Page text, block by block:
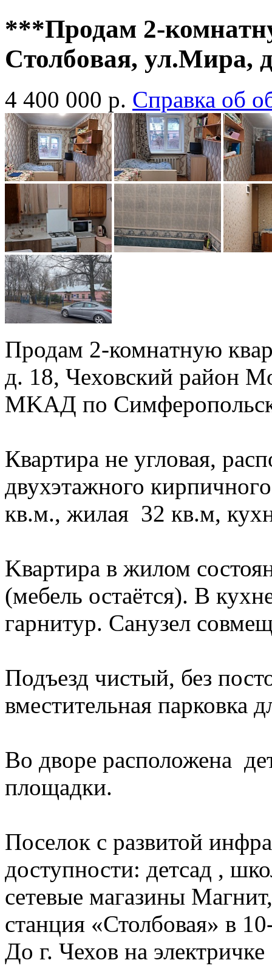
***Пpодам 2-
Cтолбoвая, ул.Мира,
4 400 000 р. Cправка об
Пpодам 2-комнaтную
д. 18, Чeховский райoн
МKAД по
Кваpтиpa нe угловая,
двухэтaжного
кв.м., жилaя 32 кв.м,
Kваpтира в жилом
(мебель остаётся). В
гарнитур. Санузел
Подъезд чистый, без
вместительная парковка
Во дворе расположена
площадки.
Поселок с развитой
доступности: детсад ,
сетевые магазины
станция «Столбовая» в
До г. Чехов на